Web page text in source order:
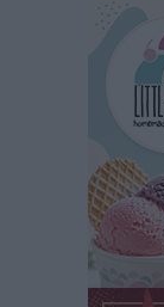
Το εκλογικό
ΦΟΔΣΑ
θεσμική
Τοπικές Ειδήσεις•
Στη